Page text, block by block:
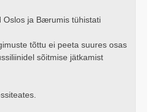
Oslos ja Bærumis tühistati
tõttu ei peeta suures osas
sõitmise jätkamist